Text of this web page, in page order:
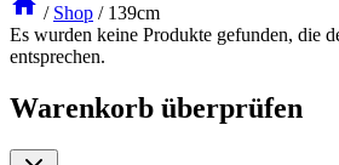
/ Shop / 139cm
Es wurden keine Produkte gefunden, die
entsprechen.
Warenkorb überprüfen